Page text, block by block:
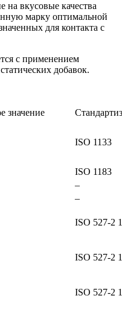
на вкусовые качества
марку оптимальной
для контакта с
с применением
добавок.
значение
ISO 1133
ISO 1183
–
–
ISO 527-2
ISO 527-2
ISO 527-2